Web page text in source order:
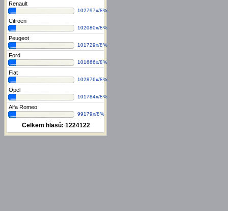
Renault
102797x/8%
Citroen
102080x/8%
Peugeot
101729x/8%
Ford
101666x/8%
Fiat
102876x/8%
Opel
101784x/8%
Alfa Romeo
99179x/8%
Celkem hlasů: 1224122